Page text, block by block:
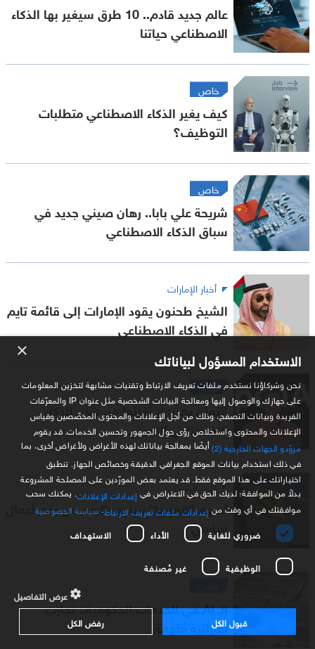
عالم جديد قادم.. 10 طرق سيغير بها الذكاء
الاصطناعي حياتنا
خاص
كيف يغير الذكاء الاصطناعي متطلبات
التوظيف؟
خاص
شريحة علي بابا.. رهان صيني جديد في
سباق الذكاء الاصطناعي
أخبار الإمارات
الشيخ طحنون يقود الإمارات إلى قائمة تايم
في الذكاء الاصطناعي
خاص
ألتمان يحذّر: لا تقللوا من شأن الذكاء
الاصطناعي الصيني
أخبار الشركات
أسهم "انفيديا" تتراجع بالرغم من رقم أعمال
قياسي
الـ AI في الخدمات الحكومية.. تجارب
إماراتية مُلهمة
× الاستخدام المسؤول لبياناتك
نحن وشركاؤنا نستخدم ملفات تعريف الارتباط وتقنيات مشابهة لتخزين المعلومات
على جهازك والوصول إليها ومعالجة البيانات الشخصية مثل عنوان IP والمعرّفات
الفريدة وبيانات التصفح، وذلك من أجل الإعلانات والمحتوى المخصّصين وقياس
الإعلانات والمحتوى واستخلاص رؤى حول الجمهور وتحسين الخدمات. قد يقوم
مزوّدو الجهات الخارجية (2)
أيضًا بمعالجة بياناتك لهذه الأغراض ولأغراض أخرى، بما
في ذلك استخدام بيانات الموقع الجغرافي الدقيقة وخصائص الجهاز. تنطبق
اختياراتك على هذا الموقع فقط. قد يعتمد بعض المورّدين على المصلحة المشروعة
بدلاً من الموافقة؛ لديك الحق في الاعتراض في إعدادات الإعلانات . يمكنك سحب
موافقتك في أي وقت من إعدادات ملفات تعريف الارتباط سياسة الخصوصية
ضروري للغاية
الأداء الاستهداف
الوظيفية غير مُصنفة
عرض التفاصيل
قبول الكل
رفض الكل